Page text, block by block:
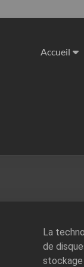
Accueil
La
de
stockage